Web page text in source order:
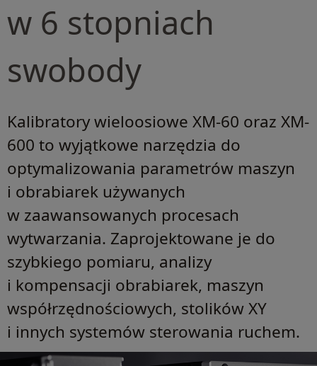
w 6 stopniach
swobody
Kalibratory wieloosiowe XM-60 oraz XM-
600 to wyjątkowe narzędzia do
optymalizowania parametrów maszyn
i obrabiarek używanych
w zaawansowanych procesach
wytwarzania. Zaprojektowane je do
szybkiego pomiaru, analizy
i kompensacji obrabiarek, maszyn
współrzędnościowych, stolików XY
i innych systemów sterowania ruchem.